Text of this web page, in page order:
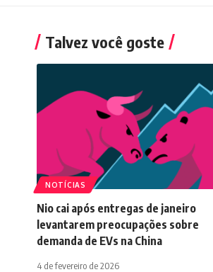
Talvez você goste
NOTÍCIAS
Nio cai após entregas de janeiro
levantarem preocupações sobre
demanda de EVs na China
4 de fevereiro de 2026